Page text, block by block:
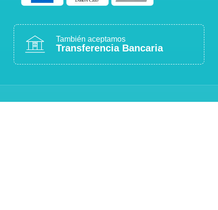
También aceptamos
Transferencia Bancaria